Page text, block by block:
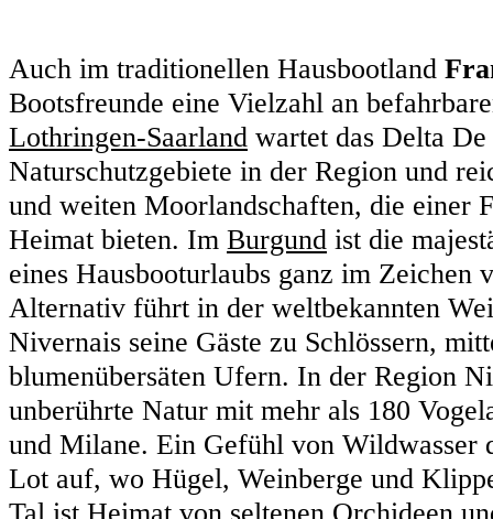
Auch im traditionellen Hausbootland
Bootsfreunde eine Vielzahl an
Lothringen-Saarland wartet das Delta
Naturschutzgebiete in der Region und
und weiten Moorlandschaften, die einer
Heimat bieten. Im Burgund ist die
eines Hausbooturlaubs ganz im Zeichen
Alternativ führt in der weltbekannten
Nivernais seine Gäste zu Schlössern,
blumenübersäten Ufern. In der Region
unberührte Natur mit mehr als 180
und Milane. Ein Gefühl von Wildwasser
Lot auf, wo Hügel, Weinberge und
Tal ist Heimat von seltenen Orchideen